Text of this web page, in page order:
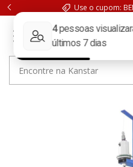
para 10%OFF